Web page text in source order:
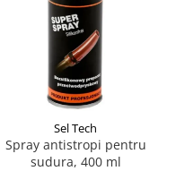
Sel Tech
Spray antistropi pentru
sudura, 400 ml